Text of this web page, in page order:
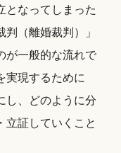
となってしまった
（離婚裁判）」
が一般的な流れで
実現するために
し、どのように分
立証していくこと